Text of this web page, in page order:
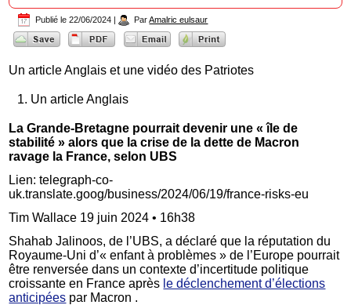
Publié le 22/06/2024 | Par Amalric eulsaur
Un article Anglais et une vidéo des Patriotes
Un article Anglais
La Grande-Bretagne pourrait devenir une « île de
stabilité » alors que la crise de la dette de Macron
ravage la France, selon UBS
Lien: telegraph-co-
uk.translate.goog/business/2024/06/19/france-risks-eu
Tim Wallace 19 juin 2024 • 16h38
Shahab Jalinoos, de l’UBS, a déclaré que la réputation du
Royaume-Uni d’« enfant à problèmes » de l’Europe pourrait
être renversée dans un contexte d’incertitude politique
croissante en France après le déclenchement d’élections
anticipées par Macron .